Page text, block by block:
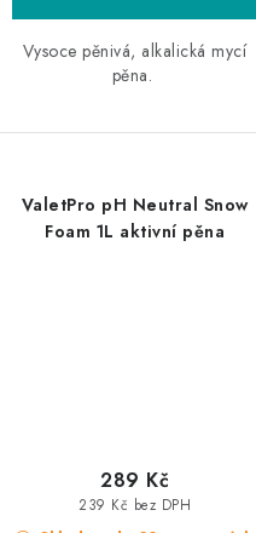
Vysoce pěnivá, alkalická mycí
pěna.
ValetPro pH Neutral Snow
Foam 1L aktivní pěna
239 Kč bez DPH
289 Kč